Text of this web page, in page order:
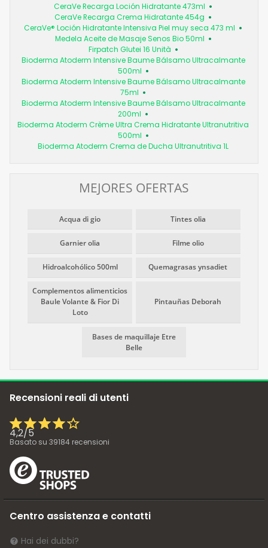
CeraVe Recarga Loción Hidratante 473ml
CeraVe Recarga Crema Hidratante 454g
CeraVe® Loción Hidratante Intensiva Piel muy seca 473 ml
Medela Aceite de Masaje Senos Bio 50ml
Firpatch Glutei 16 Unità
Bioderma Atoderm Intensive Baume Bálsamo Ultracalmante
500ml
Bioderma Atoderm Intensive Baume Bálsamo Ultracalmante
75ml
Bioderma Atoderm Intensive Baume Bálsamo Ultracalmante
200ml
Bioderma Atoderm Crème Ultra Crema Hidratante Ultranutritiva
500ml
Bioderma Atoderm Crema de Ducha Ultranutritiva 1L
MEJORES OFERTAS
Acqua di gio Tintes olia
Garnier olia Filme olio
Hidroalcohólico 500ml Quemagrasas ynsadiet
Complementos alimenticios
Baule Volante & Fior Di
Loto
Pintauñas Deborah
Bases de maquillaje Etre
Belle
Recensioni reali di utenti
4,2/5
Basato su 39184 recensioni
Centro assistenza e contatti
Hai dei dubbi?